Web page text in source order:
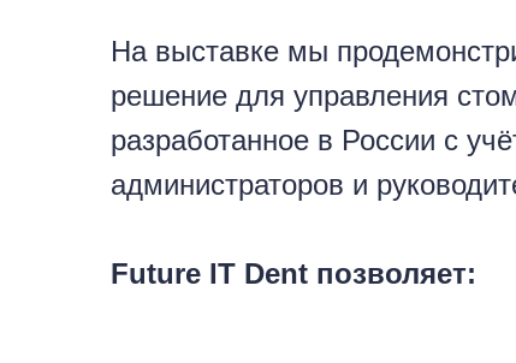
На выставке мы
решение для управления
разработанное в России с
администраторов и
Future IT Dent позволяет: